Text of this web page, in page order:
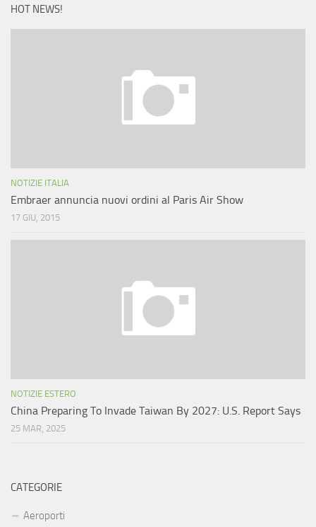
HOT NEWS!
NOTIZIE ITALIA
Embraer annuncia nuovi ordini al Paris Air Show
17 GIU, 2015
NOTIZIE ESTERO
China Preparing To Invade Taiwan By 2027: U.S. Report Says
25 MAR, 2025
CATEGORIE
Aeroporti